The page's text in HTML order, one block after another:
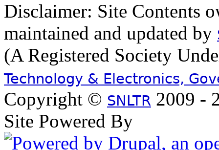
Disclaimer: Site Contents
maintained and updated by
(A Registered Society
Technology & Electronics,
Copyright © SNLTR 2009 -
Site Powered By